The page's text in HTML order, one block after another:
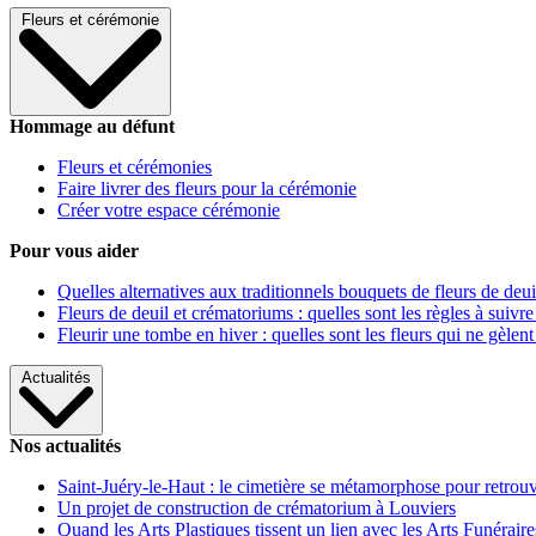
Fleurs et cérémonie
Hommage au défunt
Fleurs et cérémonies
Faire livrer des fleurs pour la cérémonie
Créer votre espace cérémonie
Pour vous aider
Quelles alternatives aux traditionnels bouquets de fleurs de
Fleurs de deuil et crématoriums : quelles sont les règles à
Fleurir une tombe en hiver : quelles sont les fleurs qui ne gèlent
Actualités
Nos actualités
Saint-Juéry-le-Haut : le cimetière se métamorphose pour
Un projet de construction de crématorium à Louviers
Quand les Arts Plastiques tissent un lien avec les Arts